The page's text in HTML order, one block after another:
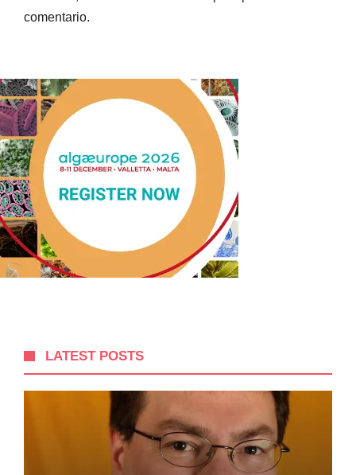
comentario.
LATEST POSTS